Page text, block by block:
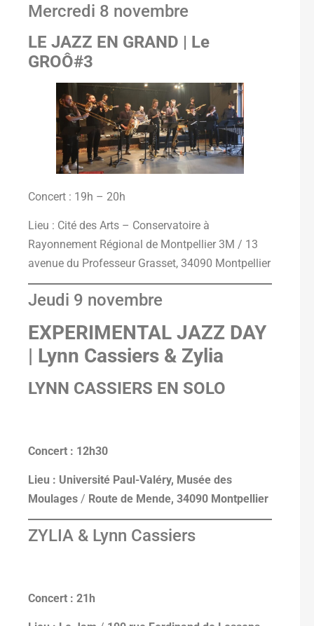
Mercredi 8 novembre
LE JAZZ EN GRAND | Le
GROÔ#3
Concert : 19h – 20h
Lieu : Cité des Arts – Conservatoire à
Rayonnement Régional de Montpellier 3M / 13
avenue du Professeur Grasset, 34090 Montpellier
Jeudi 9 novembre
EXPERIMENTAL JAZZ DAY
| Lynn Cassiers & Zylia
LYNN CASSIERS EN SOLO
Concert : 12h30
Lieu : Université Paul-Valéry, Musée des
Moulages / Route de Mende, 34090 Montpellier
ZYLIA & Lynn Cassiers
Concert : 21h